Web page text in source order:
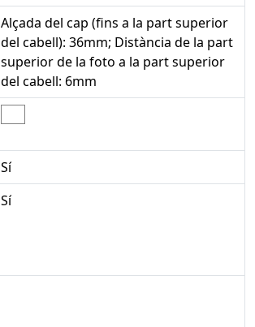
Alçada del cap (fins a la part superior
del cabell): 36mm; Distància de la part
superior de la foto a la part superior
del cabell: 6mm
Sí
Sí